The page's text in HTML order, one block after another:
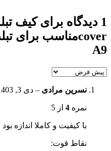
1 دیدگاه برای
A9
نسرین مرادی – دی 3, 1403
نمره 4 از 5
با کیفیت و کاملا اندازه بود
نقاط قوت: